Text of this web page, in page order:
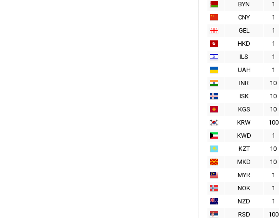
BYN 1
CNY
1
GEL
1
HKD
1
ILS
1
UAH
1
INR
10
ISK
10
KGS
10
KRW
100
KWD
1
KZT
10
MKD
10
MYR
1
NOK
1
NZD
1
RSD
100